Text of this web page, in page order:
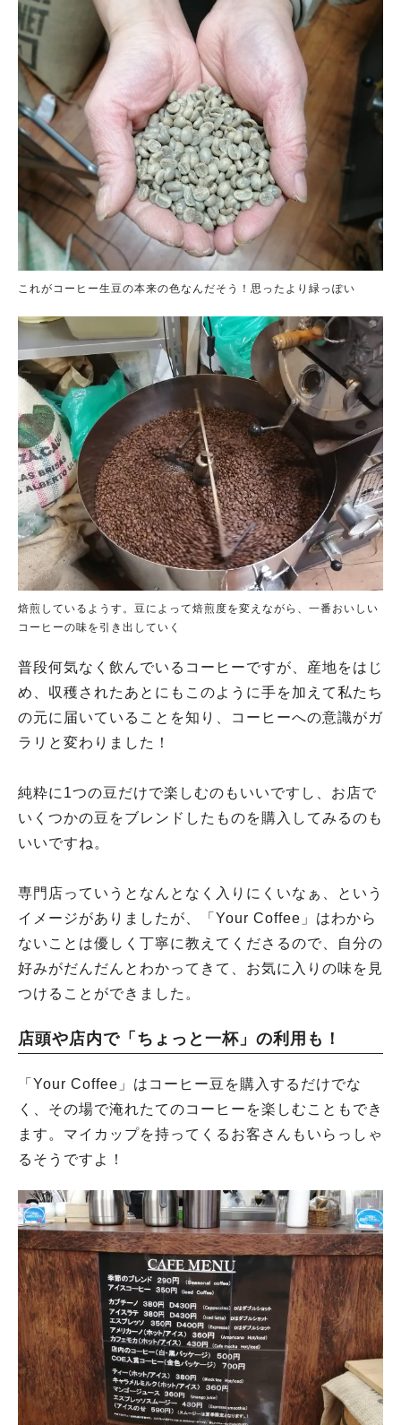
これがコーヒー生豆の本来の色なんだそう！思ったより緑っぽい
焙煎しているようす。豆によって焙煎度を変えながら、一番おいしい
コーヒーの味を引き出していく
普段何気なく飲んでいるコーヒーですが、産地をはじ
め、収穫されたあとにもこのように手を加えて私たち
の元に届いていることを知り、コーヒーへの意識がガ
ラリと変わりました！
純粋に1つの豆だけで楽しむのもいいですし、お店で
いくつかの豆をブレンドしたものを購入してみるのも
いいですね。
専門店っていうとなんとなく入りにくいなぁ、という
イメージがありましたが、「Your Coffee」はわから
ないことは優しく丁寧に教えてくださるので、自分の
好みがだんだんとわかってきて、お気に入りの味を見
つけることができました。
店頭や店内で「ちょっと一杯」の利用も！
「Your Coffee」はコーヒー豆を購入するだけでな
く、その場で淹れたてのコーヒーを楽しむこともでき
ます。マイカップを持ってくるお客さんもいらっしゃ
るそうですよ！